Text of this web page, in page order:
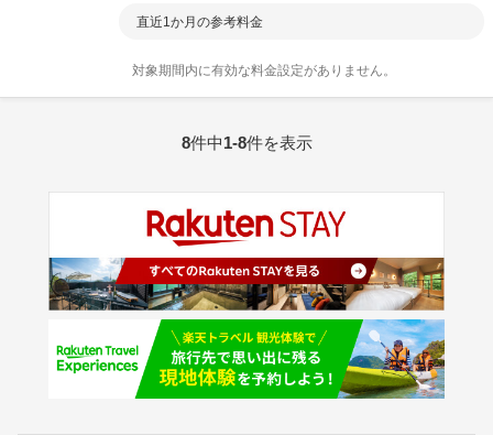
直近1か月の参考料金
対象期間内に有効な料金設定がありません。
8件中1-8件を表示